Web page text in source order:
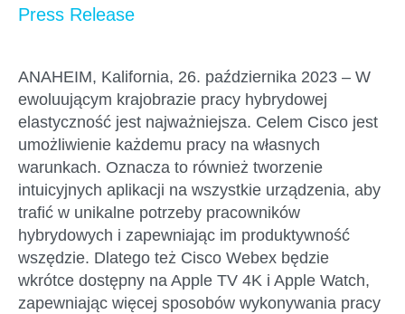
Press Release
ANAHEIM, Kalifornia, 26. października 2023 – W
ewoluującym krajobrazie pracy hybrydowej
elastyczność jest najważniejsza. Celem Cisco jest
umożliwienie każdemu pracy na własnych
warunkach. Oznacza to również tworzenie
intuicyjnych aplikacji na wszystkie urządzenia, aby
trafić w unikalne potrzeby pracowników
hybrydowych i zapewniając im produktywność
wszędzie. Dlatego też Cisco Webex będzie
wkrótce dostępny na Apple TV 4K i Apple Watch,
zapewniając więcej sposobów wykonywania pracy